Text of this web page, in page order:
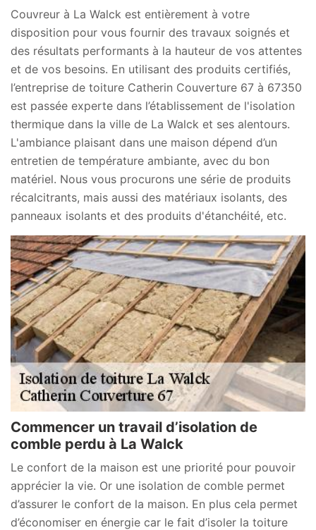
Couvreur à La Walck est entièrement à votre
disposition pour vous fournir des travaux soignés et
des résultats performants à la hauteur de vos attentes
et de vos besoins. En utilisant des produits certifiés,
l’entreprise de toiture Catherin Couverture 67 à 67350
est passée experte dans l’établissement de l'isolation
thermique dans la ville de La Walck et ses alentours.
L'ambiance plaisant dans une maison dépend d’un
entretien de température ambiante, avec du bon
matériel. Nous vous procurons une série de produits
récalcitrants, mais aussi des matériaux isolants, des
panneaux isolants et des produits d'étanchéité, etc.
Commencer un travail d’isolation de
comble perdu à La Walck
Le confort de la maison est une priorité pour pouvoir
apprécier la vie. Or une isolation de comble permet
d’assurer le confort de la maison. En plus cela permet
d’économiser en énergie car le fait d’isoler la toiture